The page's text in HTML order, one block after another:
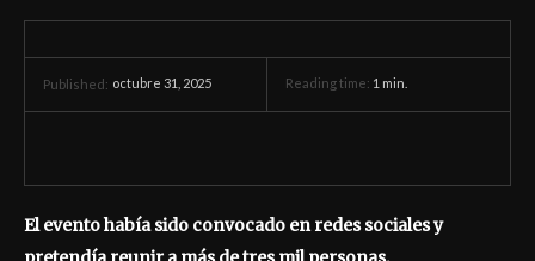
Published: octubre 31, 2025 Reading time: 1 min.
El evento había sido convocado en redes sociales y